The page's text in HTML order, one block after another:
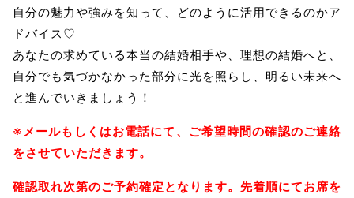
自分の魅力や強みを知って、どのように活用できるのかア
ドバイス♡
あなたの求めている本当の結婚相手や、理想の結婚へと、
自分でも気づかなかった部分に光を照らし、明るい未来へ
と進んでいきましょう！
※メールもしくはお電話にて、ご希望時間の確認のご連絡
をさせていただきます。
確認取れ次第のご予約確定となります。先着順にてお席を